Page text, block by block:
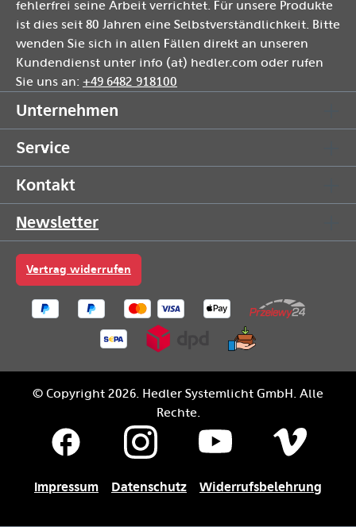
fehlerfrei seine Arbeit verrichtet. Für unsere Produkte
ist dies seit 80 Jahren eine Selbstverständlichkeit. Bitte
wenden Sie sich in allen Fällen direkt an unseren
Kundendienst unter info (at) hedler.com oder rufen
Sie uns an: +49 6482 918100
Unternehmen
Service
Kontakt
Newsletter
Vertrag widerrufen
© Copyright 2026. Hedler Systemlicht GmbH. Alle
Rechte.
Impressum Datenschutz Widerrufsbelehrung